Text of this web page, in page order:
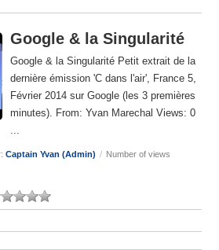
Google & la Singularité
Google & la Singularité Petit extrait de la
dernière émission 'C dans l'air', France 5,
Février 2014 sur Google (les 3 premières
minutes). From: Yvan Marechal Views: 0
...
Captain Yvan (Admin) / Number of views